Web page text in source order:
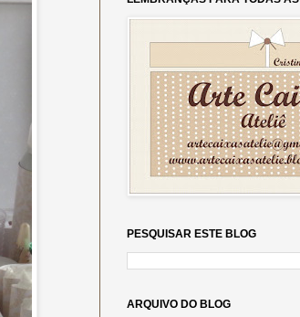
PESQUISAR ESTE BLOG
ARQUIVO DO BLOG